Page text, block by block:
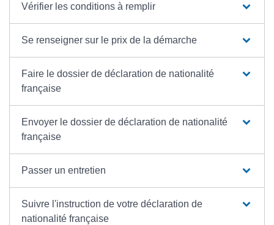
Vérifier les conditions à remplir
Se renseigner sur le prix de la démarche
Faire le dossier de déclaration de nationalité
française
Envoyer le dossier de déclaration de nationalité
française
Passer un entretien
Suivre l'instruction de votre déclaration de
nationalité française